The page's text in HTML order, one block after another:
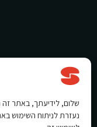
נעזרת לניתוח השימוש